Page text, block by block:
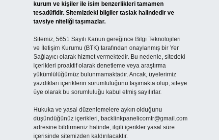
kurum ve kişiler ile isim benzerlikleri tamamen
tesadüfidir. Sitemizdeki bilgiler taslak halindedir ve
tavsiye niteliği taşımazlar.
Sitemiz, 5651 Sayılı Kanun gereğince Bilgi Teknolojileri
ve İletişim Kurumu (BTK) tarafından onaylanmış bir Yer
Sağlayıcı olarak hizmet vermektedir. Bu nedenle, sitedeki
içerikleri proaktif olarak denetleme veya araştırma
yükümlülüğümüz bulunmamaktadır. Ancak, üyelerimiz
yazdıkları içeriklerin sorumluluğunu taşımakta olup, siteye
üye olarak bu sorumluluğu kabul etmiş sayılırlar.
Hukuka ve yasal düzenlemelere aykırı olduğunu
düşündüğünüz içerikleri, backlinkpanelicomtr@gmail.com
adresine bildirmeniz halinde, ilgili içerikler yasal süre
içerisinde sitemizden kaldırılacaktır.